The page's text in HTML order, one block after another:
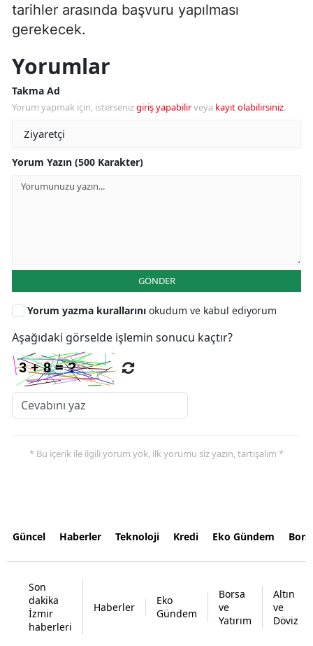
tarihler arasında başvuru yapılması
gerekecek.
Yorumlar
Takma Ad
Yorum yapmak için, istersenizgiriş yapabilirveya kayıt olabilirsiniz.
Yorum Yazın (500 Karakter)
GÖNDER
Yorum yazma kurallarını okudum ve kabul ediyorum
Aşağıdaki görselde işlemin sonucu kaçtır?
* Bu içerik ile ilgili yorum yok, ilk yorumu siz yazın, tartışalım *
Güncel Haberler Teknoloji Kredi Eko Gündem
Son
dakika
İzmir
haberleri
Haberler
Eko
Gündem
Borsa
ve
Yatırım
Altın
ve
Döviz